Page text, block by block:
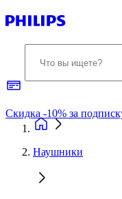
Скидка -10% за
Наушники